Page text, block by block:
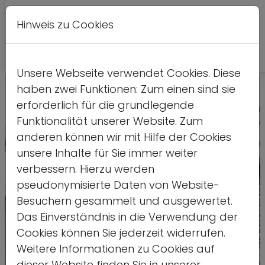
Leichte
Hinweis zu Cookies
Unsere Webseite verwendet Cookies. Diese
haben zwei Funktionen: Zum einen sind sie
erforderlich für die grundlegende
Funktionalität unserer Website. Zum
anderen können wir mit Hilfe der Cookies
unsere Inhalte für Sie immer weiter
verbessern. Hierzu werden
pseudonymisierte Daten von Website-
Besuchern gesammelt und ausgewertet.
Das Einverständnis in die Verwendung der
Cookies können Sie jederzeit widerrufen.
Weitere Informationen zu Cookies auf